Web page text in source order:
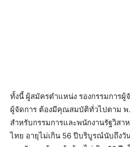
ทั้งนี้ ผู้สมัครตำแหน่ง รองกรรมการผู้
ผู้จัดการ ต้องมีคุณสมบัติทั่วไปตาม
สำหรับกรรมการและพนักงานรัฐวิส
ไทย อายุไม่เกิน 56 ปีบริบูรณ์นับถึง